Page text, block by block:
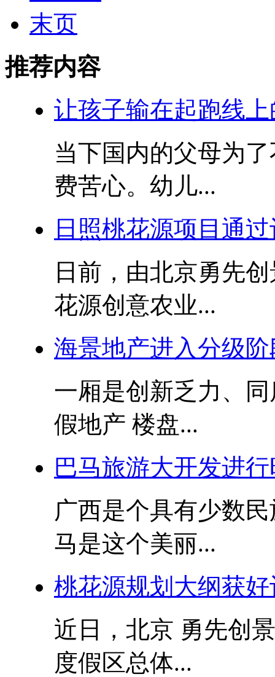
末页
推荐内容
让孩子输在起跑线
当下国内的父母为
费苦心。幼儿...
日照桃花源项目通
日前，由北京勇先
花源创意农业...
海景地产进入分级阶
一厢是创新乏力、
假地产 楼盘...
巴马旅游大开发进行
广西是个具有少数
马是这个美丽...
桃花源规划大纲获好
近日，北京 勇先创
度假区总体...